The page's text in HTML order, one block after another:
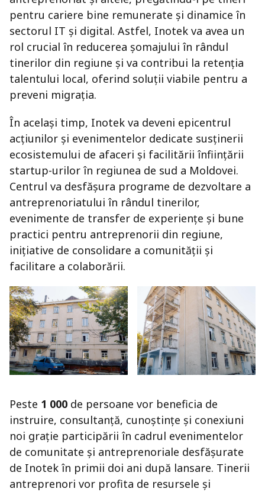
pentru cariere bine remunerate și dinamice în
sectorul IT și digital. Astfel, Inotek va avea un
rol crucial în reducerea șomajului în rândul
tinerilor din regiune și va contribui la retenția
talentului local, oferind soluții viabile pentru a
preveni migrația.
În același timp, Inotek va deveni epicentrul
acțiunilor și evenimentelor dedicate susținerii
ecosistemului de afaceri și facilitării înființării
startup-urilor în regiunea de sud a Moldovei.
Centrul va desfășura programe de dezvoltare a
antreprenoriatului în rândul tinerilor,
evenimente de transfer de experiențe și bune
practici pentru antreprenorii din regiune,
inițiative de consolidare a comunității și
facilitare a colaborării.
Peste 1 000 de persoane vor beneficia de
instruire, consultanță, cunoștințe și conexiuni
noi grație participării în cadrul evenimentelor
de comunitate și antreprenoriale desfășurate
de Inotek în primii doi ani după lansare. Tinerii
antreprenori vor profita de resursele și